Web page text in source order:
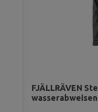
FJÄLLRÄVEN